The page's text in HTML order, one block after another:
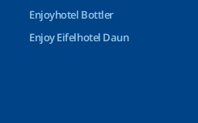
Enjoyhotel Bottler
Enjoy Eifelhotel Daun